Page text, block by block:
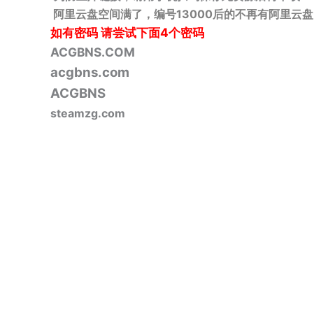
阿里云盘空间满了，编号13000后的不再有阿里云盘
如有密码请尝试下面4个密码
ACGBNS.COM
acgbns.com
ACGBNS
steamzg.com